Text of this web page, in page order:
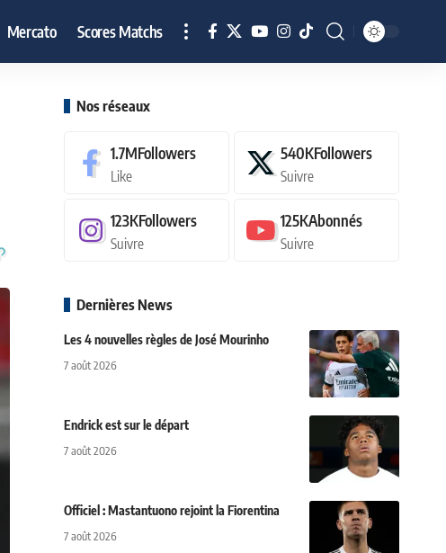
Mercato Scores Matchs
Nos réseaux
1.7MFollowers
Like
540KFollowers
Suivre
123KFollowers
Suivre
125KAbonnés
Suivre
Dernières News
Les 4 nouvelles règles de José Mourinho
7 août 2026
Endrick est sur le départ
7 août 2026
Officiel : Mastantuono rejoint la Fiorentina
7 août 2026